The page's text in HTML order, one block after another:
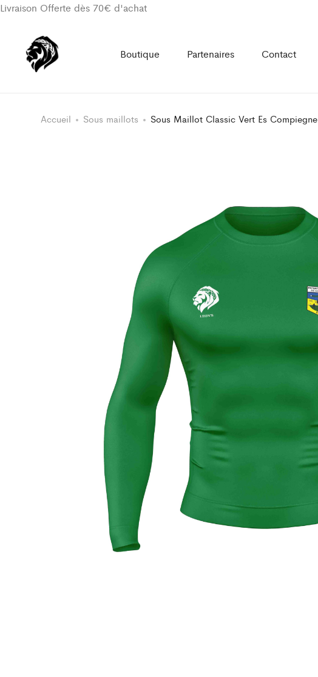
Livraison Offerte dès 70€ d'achat
Boutique Partenaires Contact
Accueil Sous maillots Sous Maillot Classic Vert Es Compiegne